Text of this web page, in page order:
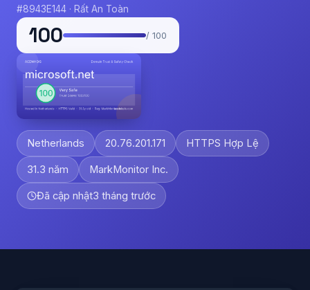
#8943E144 · Rất An Toàn
100 / 100
Netherlands 20.76.201.171 HTTPS Hợp Lệ
31.3 năm MarkMonitor Inc.
Đã cập nhật3 tháng trước